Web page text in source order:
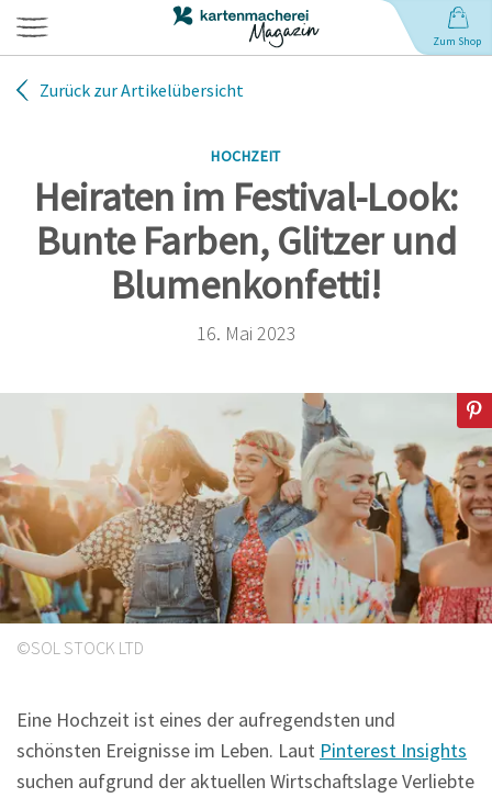
Zum Shop
Babynamen
Sprüche
Zurück zur Artikelübersicht
HOCHZEIT
Heiraten im Festival-Look:
Bunte Farben, Glitzer und
Blumenkonfetti!
16. Mai 2023
©SOL STOCK LTD
Eine Hochzeit ist eines der aufregendsten und
schönsten Ereignisse im Leben. Laut Pinterest Insights
suchen aufgrund der aktuellen Wirtschaftslage Verliebte